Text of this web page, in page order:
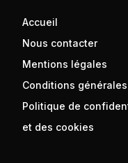
Accueil
Nous contacter
Mentions légales
Conditions
Politique de
et des cookies